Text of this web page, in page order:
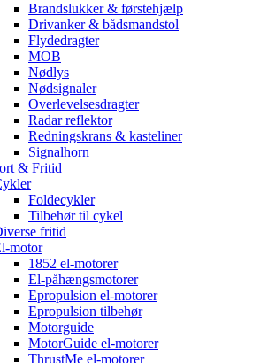
Brandslukker & førstehjælp
Drivanker & bådsmandstol
Flydedragter
MOB
Nødlys
Nødsignaler
Overlevelsesdragter
Radar reflektor
Redningskrans & kasteliner
Signalhorn
& Fritid
Foldecykler
Tilbehør til cykel
fritid
motor
1852 el-motorer
El-påhængsmotorer
Epropulsion el-motorer
Epropulsion tilbehør
Motorguide
MotorGuide el-motorer
ThrustMe el-motorer